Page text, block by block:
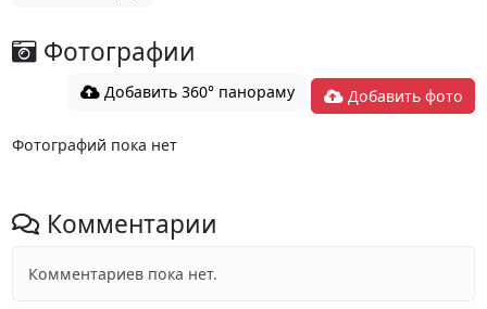
Фотографии
Добавить 360° панораму Добавить фото
Фотографий пока нет
Комментарии
Комментариев пока нет.